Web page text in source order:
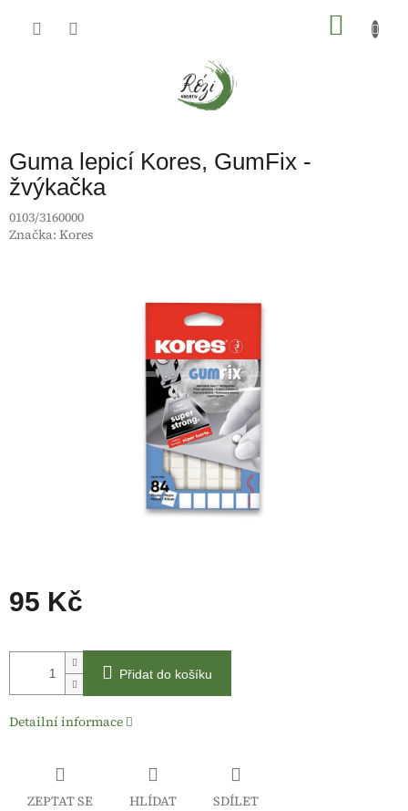
Guma lepicí Kores, GumFix -
žvýkačka
0103/3160000
Značka: Kores
95 Kč
cena:
Přidat do košíku
Detailní informace
ZEPTAT SE HLÍDAT SDÍLET